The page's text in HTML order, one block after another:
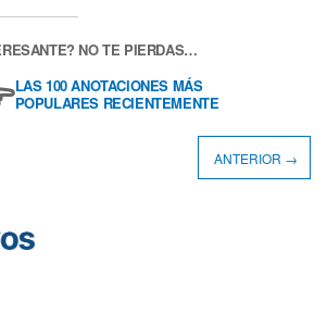
NO TE PIERDAS…
LAS 100 ANOTACIONES MÁS
POPULARES RECIENTEMENTE
ANTERIOR →